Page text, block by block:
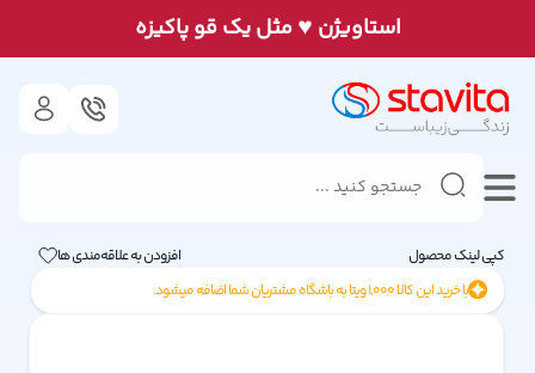
استاويژن ♥مثل يک قو پاكيزه
کپی لینک محصول
افزودن به علاقه‌مندی ها
با خرید این کالا1,000ویتا به باشگاه مشتریان شما اضافه میشود.